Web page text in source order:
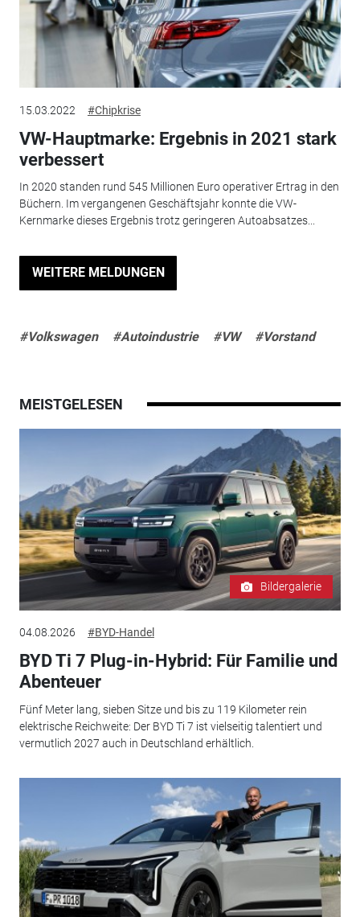
15.03.2022 #Chipkrise
VW-Hauptmarke: Ergebnis in 2021 stark
verbessert
In 2020 standen rund 545 Millionen Euro operativer Ertrag in den
Büchern. Im vergangenen Geschäftsjahr konnte die VW-
Kernmarke dieses Ergebnis trotz geringeren Autoabsatzes...
WEITERE MELDUNGEN
#Volkswagen #Autoindustrie #VW #Vorstand
MEISTGELESEN
Bildergalerie
04.08.2026 #BYD-Handel
BYD Ti 7 Plug-in-Hybrid: Für Familie und
Abenteuer
Fünf Meter lang, sieben Sitze und bis zu 119 Kilometer rein
elektrische Reichweite: Der BYD Ti 7 ist vielseitig talentiert und
vermutlich 2027 auch in Deutschland erhältlich.